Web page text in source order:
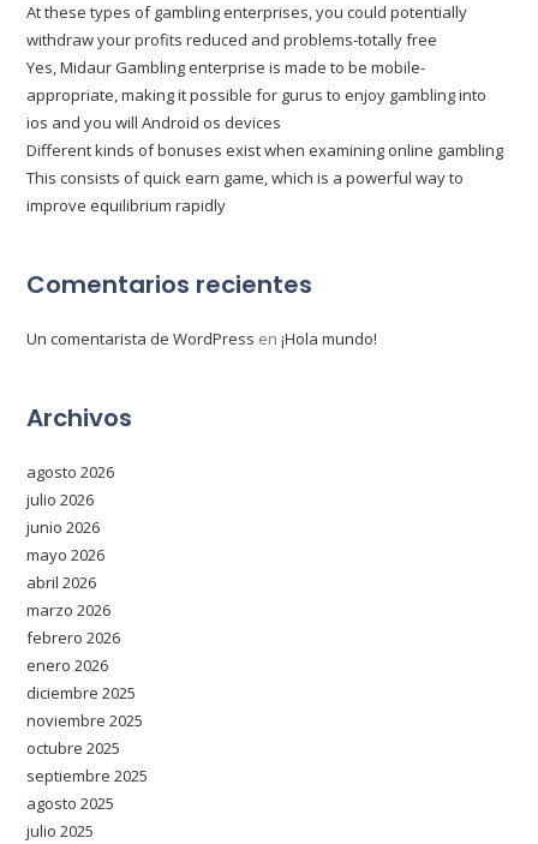
At these types of gambling enterprises, you could potentially
withdraw your profits reduced and problems-totally free
Yes, Midaur Gambling enterprise is made to be mobile-
appropriate, making it possible for gurus to enjoy gambling into
ios and you will Android os devices
Different kinds of bonuses exist when examining online gambling
This consists of quick earn game, which is a powerful way to
improve equilibrium rapidly
Comentarios recientes
Un comentarista de WordPress en¡Hola mundo!
Archivos
agosto 2026
julio 2026
junio 2026
mayo 2026
abril 2026
marzo 2026
febrero 2026
enero 2026
diciembre 2025
noviembre 2025
octubre 2025
septiembre 2025
agosto 2025
julio 2025